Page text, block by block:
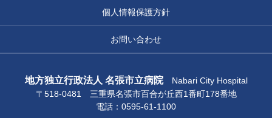
個人情報保護方針
お問い合わせ
地方独立行政法人 名張市立病院Nabari City Hospital
〒518-0481 三重県名張市百合が丘西1番町178番地
電話：0595-61-1100